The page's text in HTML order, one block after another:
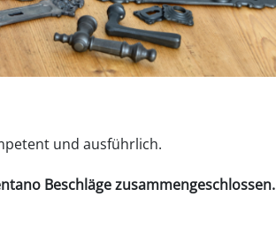
und ausführlich.
Beschlägezusammengeschlossen.